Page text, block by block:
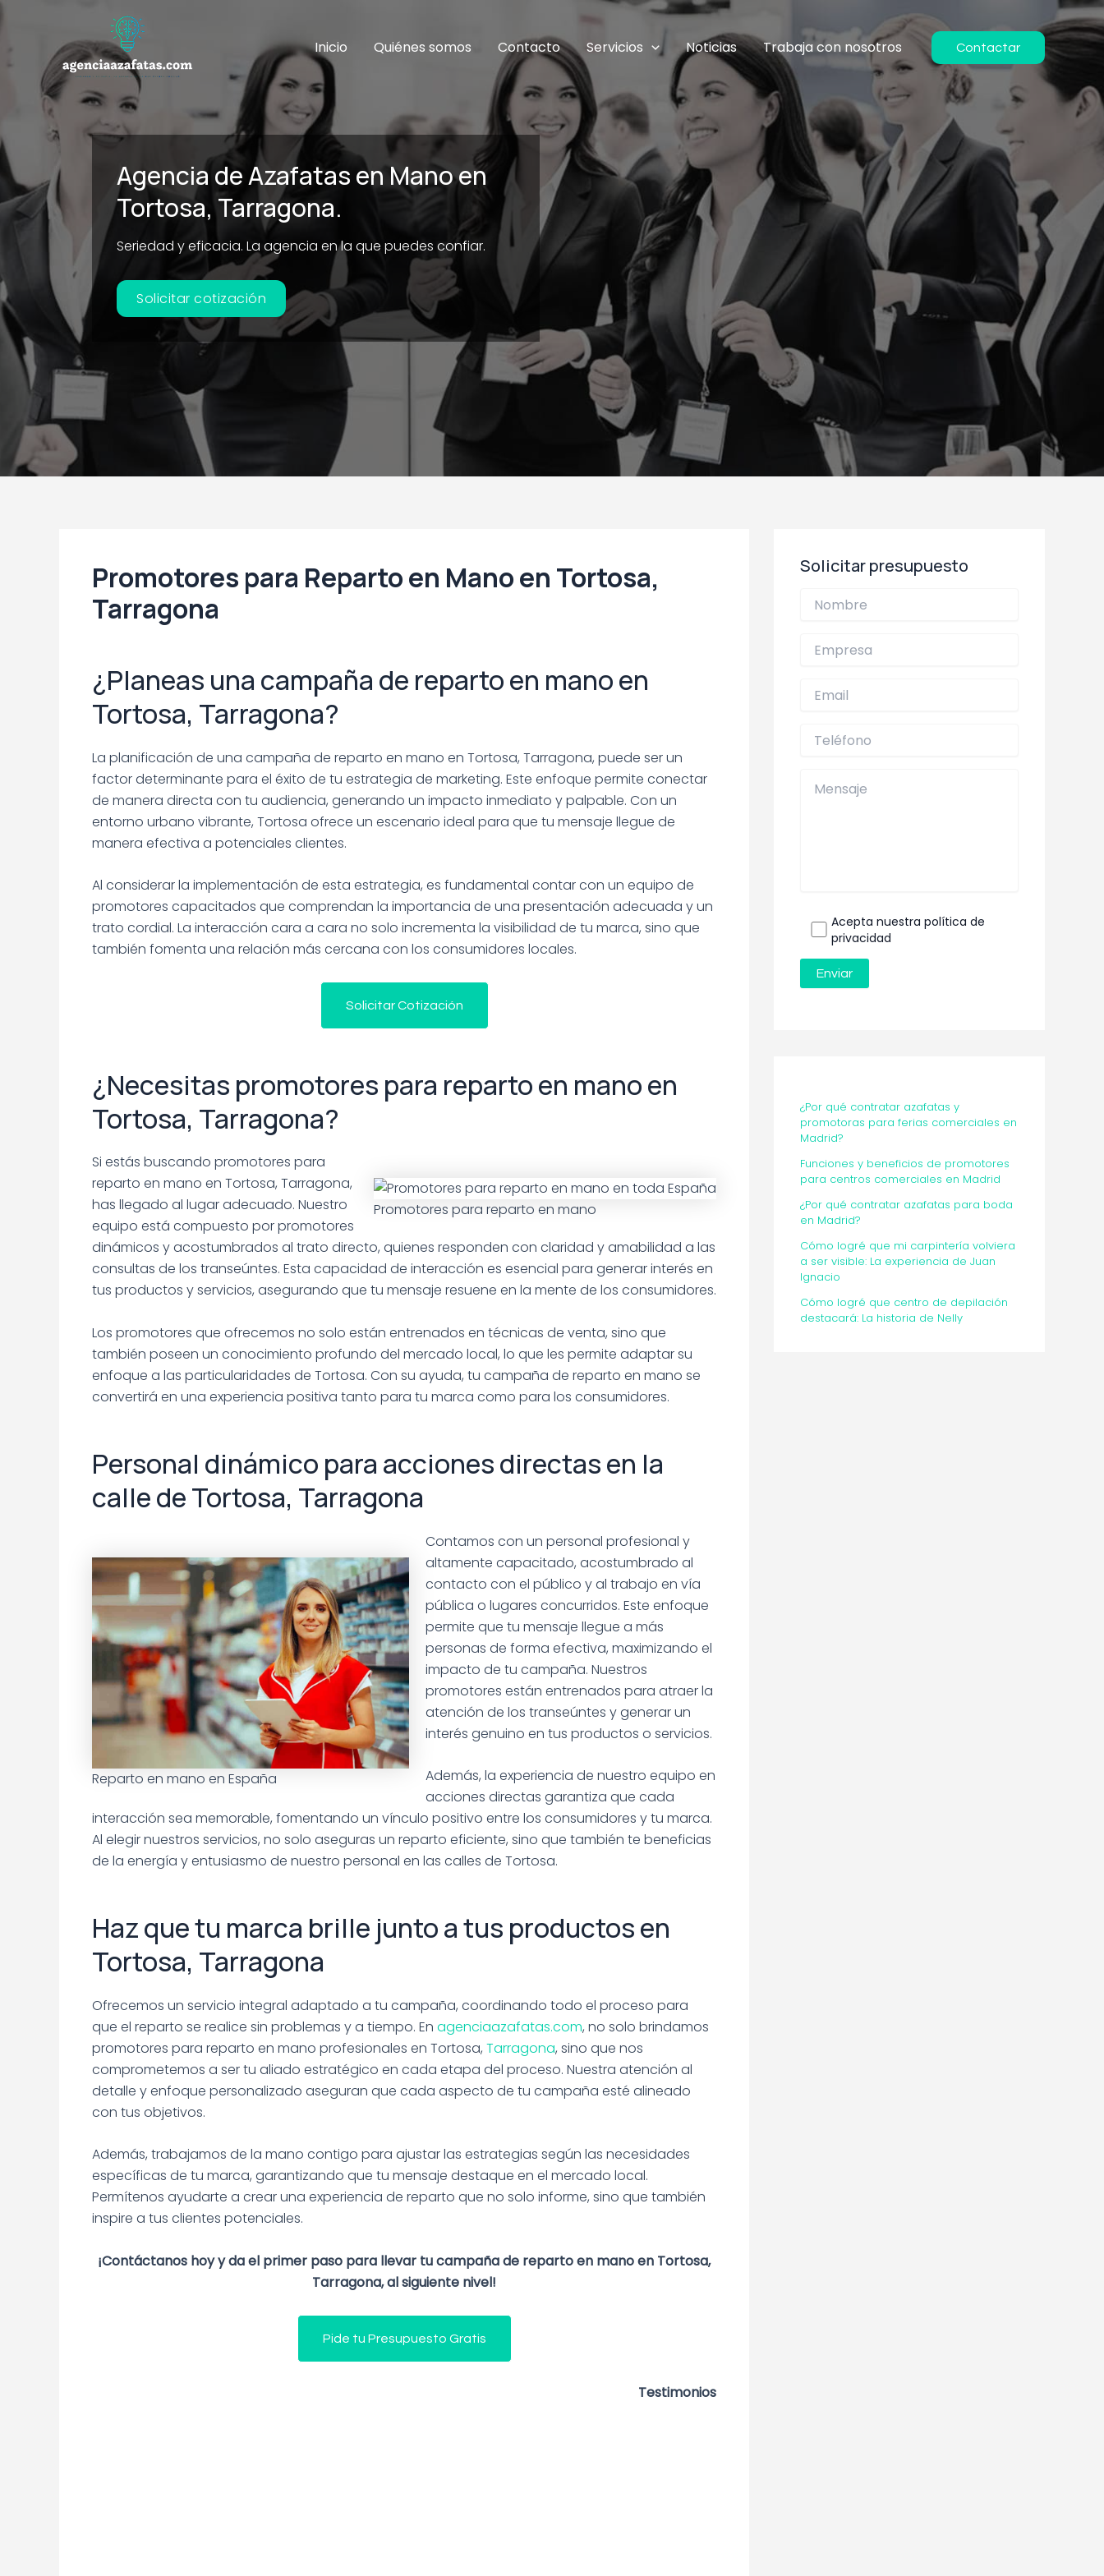
contenido
Inicio Quiénes somos Contacto Servicios Noticias Trabaja con nosotros Contactar
Agencia de Azafatas en Mano en
Tortosa, Tarragona.
Seriedad y eficacia. La agencia en la que puedes confiar.
Solicitar cotización
Promotores para Reparto en Mano en Tortosa,
Tarragona
¿Planeas una campaña de reparto en mano en
Tortosa, Tarragona?
La planificación de una campaña de reparto en mano en Tortosa, Tarragona, puede ser un
factor determinante para el éxito de tu estrategia de marketing. Este enfoque permite conectar
de manera directa con tu audiencia, generando un impacto inmediato y palpable. Con un
entorno urbano vibrante, Tortosa ofrece un escenario ideal para que tu mensaje llegue de
manera efectiva a potenciales clientes.
Al considerar la implementación de esta estrategia, es fundamental contar con un equipo de
promotores capacitados que comprendan la importancia de una presentación adecuada y un
trato cordial. La interacción cara a cara no solo incrementa la visibilidad de tu marca, sino que
también fomenta una relación más cercana con los consumidores locales.
Solicitar Cotización
¿Necesitas promotores para reparto en mano en
Tortosa, Tarragona?
Promotores para reparto en mano
Si estás buscando promotores para
reparto en mano en Tortosa, Tarragona,
has llegado al lugar adecuado. Nuestro
equipo está compuesto por promotores
dinámicos y acostumbrados al trato directo, quienes responden con claridad y amabilidad a las
consultas de los transeúntes. Esta capacidad de interacción es esencial para generar interés en
tus productos y servicios, asegurando que tu mensaje resuene en la mente de los consumidores.
Los promotores que ofrecemos no solo están entrenados en técnicas de venta, sino que
también poseen un conocimiento profundo del mercado local, lo que les permite adaptar su
enfoque a las particularidades de Tortosa. Con su ayuda, tu campaña de reparto en mano se
convertirá en una experiencia positiva tanto para tu marca como para los consumidores.
Personal dinámico para acciones directas en la
calle de Tortosa, Tarragona
Reparto en mano en España
Contamos con un personal profesional y
altamente capacitado, acostumbrado al
contacto con el público y al trabajo en vía
pública o lugares concurridos. Este enfoque
permite que tu mensaje llegue a más
personas de forma efectiva, maximizando el
impacto de tu campaña. Nuestros
promotores están entrenados para atraer la
atención de los transeúntes y generar un
interés genuino en tus productos o servicios.
Además, la experiencia de nuestro equipo en
acciones directas garantiza que cada
interacción sea memorable, fomentando un vínculo positivo entre los consumidores y tu marca.
Al elegir nuestros servicios, no solo aseguras un reparto eficiente, sino que también te beneficias
de la energía y entusiasmo de nuestro personal en las calles de Tortosa.
Haz que tu marca brille junto a tus productos en
Tortosa, Tarragona
Ofrecemos un servicio integral adaptado a tu campaña, coordinando todo el proceso para
que el reparto se realice sin problemas y a tiempo. En agenciaazafatas.com, no solo brindamos
promotores para reparto en mano profesionales en Tortosa, Tarragona, sino que nos
comprometemos a ser tu aliado estratégico en cada etapa del proceso. Nuestra atención al
detalle y enfoque personalizado aseguran que cada aspecto de tu campaña esté alineado
con tus objetivos.
Además, trabajamos de la mano contigo para ajustar las estrategias según las necesidades
específicas de tu marca, garantizando que tu mensaje destaque en el mercado local.
Permítenos ayudarte a crear una experiencia de reparto que no solo informe, sino que también
inspire a tus clientes potenciales.
¡Contáctanos hoy y da el primer paso para llevar tu campaña de reparto en mano en Tortosa,
Tarragona, al siguiente nivel!
Pide tu Presupuesto Gratis
Testimonios
Solicitar presupuesto
Acepta nuestra política de
privacidad
¿Por qué contratar azafatas y
promotoras para ferias comerciales en
Madrid?
Funciones y beneficios de promotores
para centros comerciales en Madrid
¿Por qué contratar azafatas para boda
en Madrid?
Cómo logré que mi carpintería volviera
a ser visible: La experiencia de Juan
Ignacio
Cómo logré que centro de depilación
destacará: La historia de Nelly